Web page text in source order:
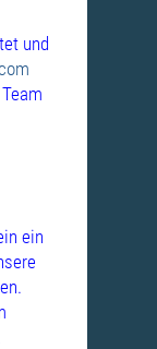
und
ein